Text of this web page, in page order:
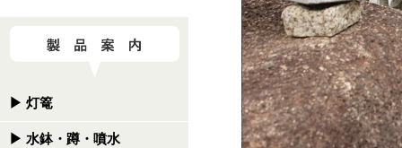
▶ 灯篭
▶ 水鉢・蹲・噴水